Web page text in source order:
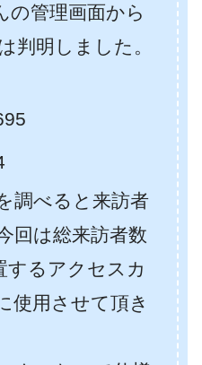
の管理画面から
判明しました。
調べると来訪者
回は総来訪者数
するアクセスカ
使用させて頂き